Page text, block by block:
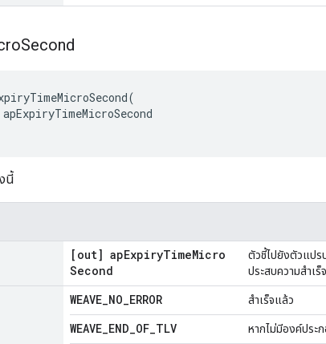
Second
(
apExpiryTimeMicroSecond
นี้
[out] apExpiryTimeMicro
Second
ตัวชี้ไปยังตัวแปร
ประสบความสำเร็จ
WEAVE_NO_ERROR สำเร็จแล้ว
WEAVE_END_OF_TLV หากไม่มีองค์ประ